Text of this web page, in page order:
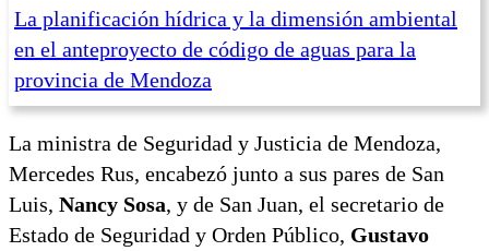
La planificación hídrica y la dimensión ambiental
en el anteproyecto de código de aguas para la
provincia de Mendoza
La ministra de Seguridad y Justicia de Mendoza,
Mercedes Rus, encabezó junto a sus pares de San
Luis, Nancy Sosa, y de San Juan, el secretario de
Estado de Seguridad y Orden Público, Gustavo